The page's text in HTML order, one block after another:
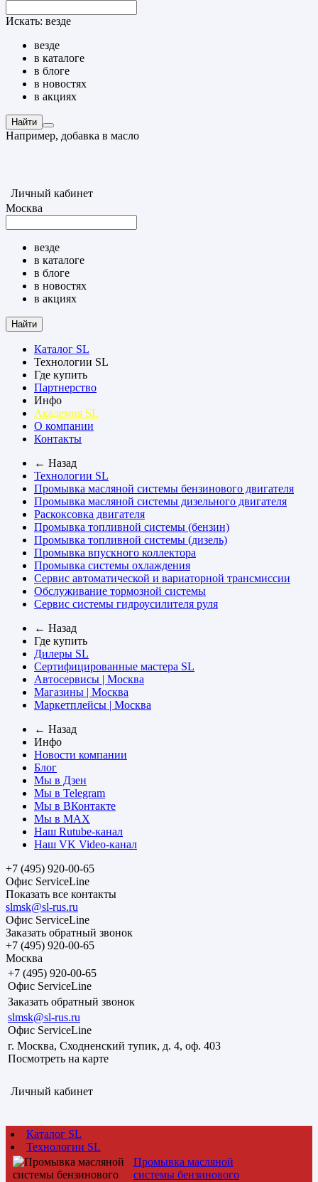
Искать: везде
везде
в каталоге
в блоге
в новостях
в акциях
Найти
Например, добавка в масло
Личный кабинет
Москва
везде
в каталоге
в блоге
в новостях
в акциях
Найти
Каталог SL
Технологии SL
Где купить
Партнерство
Инфо
Академия SL
О компании
Контакты
← Назад
Технологии SL
Промывка масляной системы бензинового двигателя
Промывка масляной системы дизельного двигателя
Раскоксовка двигателя
Промывка топливной системы (бензин)
Промывка топливной системы (дизель)
Промывка впускного коллектора
Промывка системы охлаждения
Сервис автоматической и вариаторной трансмиссии
Обслуживание тормозной системы
Сервис системы гидроусилителя руля
← Назад
Где купить
Дилеры SL
Сертифицированные мастера SL
Автосервисы | Москва
Магазины | Москва
Маркетплейсы | Москва
← Назад
Инфо
Новости компании
Блог
Мы в Дзен
Мы в Telegram
Мы в ВКонтакте
Мы в MAX
Наш Rutube-канал
Наш VK Video-канал
+7 (495) 920-00-65
Офис ServiceLine
Показать все контакты
slmsk@sl-rus.ru
Офис ServiceLine
Заказать обратный звонок
+7 (495) 920-00-65
Москва
+7 (495) 920-00-65
Офис ServiceLine
Заказать обратный звонок
slmsk@sl-rus.ru
Офис ServiceLine
г. Москва, Сходненский тупик, д. 4, оф. 403
Посмотреть на карте
Личный кабинет
Каталог SL
Технологии SL
Промывка масляной
системы бензинового